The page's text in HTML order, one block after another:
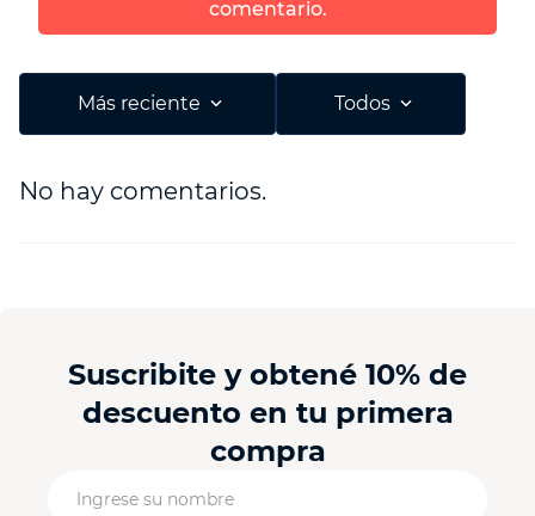
comentario.
Más reciente Todos
No hay comentarios.
Suscribite y obtené 10% de
descuento en tu primera
compra